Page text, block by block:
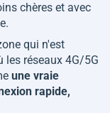
chères et avec
qui n'est
les réseaux 4G/5G
une vraie
rapide,